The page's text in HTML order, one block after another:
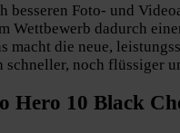
besseren Foto- und
Wettbewerb dadurch
macht die neue,
schneller, noch flüssiger
Hero 10 Black